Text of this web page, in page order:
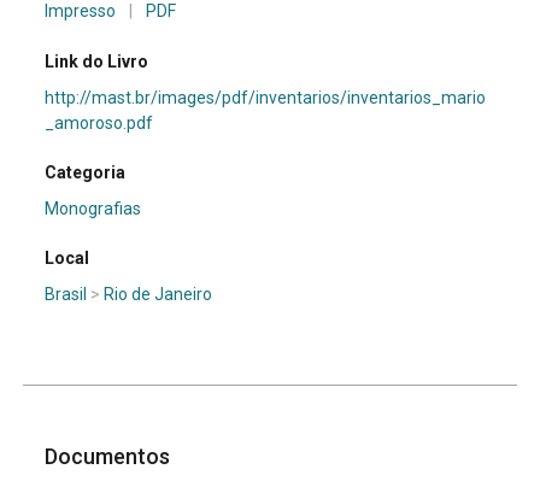
Impresso
PDF
Link do Livro
http://mast.br/images/pdf/inventarios/inventarios_mario
_amoroso.pdf
Categoria
Monografias
Local
Brasil > Rio de Janeiro
Documentos